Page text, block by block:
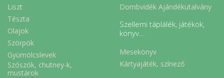
Liszt
Tészta
Olajok
Szörpök
Gyümölcslevek
Szószók, chutney-k,
mustárok
Dombvidék Ajándékutalvány
Szellemi táplálék, játékok,
könyv...
Mesekönyv
Kártyajáték, színező